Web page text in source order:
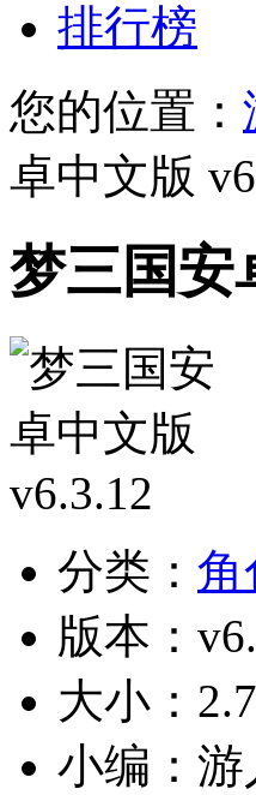
排行榜
您的位置：
卓中文版
梦三国安
分类： 角
版本：
大小：
小编：游